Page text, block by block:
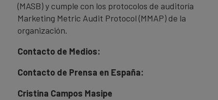
(MASB) y cumple con los protocolos de auditoría
Marketing Metric Audit Protocol (MMAP) de la
organización.
Contacto de Medios:
Contacto de Prensa en España:
Cristina Campos Masipe